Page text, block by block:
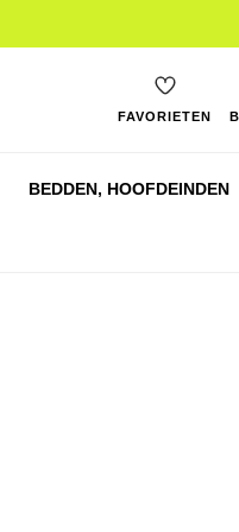
FAVORIETEN
BEDDEN, HOOFDEINDEN